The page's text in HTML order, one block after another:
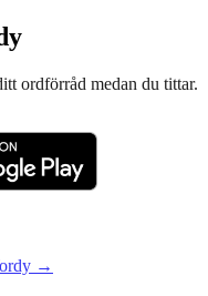
ordförråd medan du tittar.
→